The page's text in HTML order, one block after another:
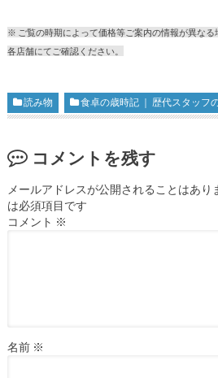
※ ご覧の時期によって価格等ご案内の情報が異な
各店舗にてご確認ください。
読み物 食卓の歳時記 ｜ 歴代スタッフ
コメントを残す
メールアドレスが公開されることはあり
は必須項目です
コメント ※
名前 ※